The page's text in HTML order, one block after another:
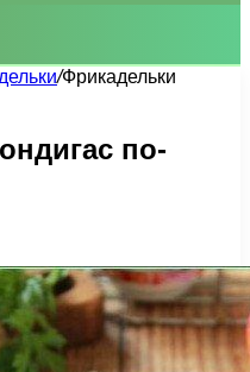
/Фрикадельки
по-